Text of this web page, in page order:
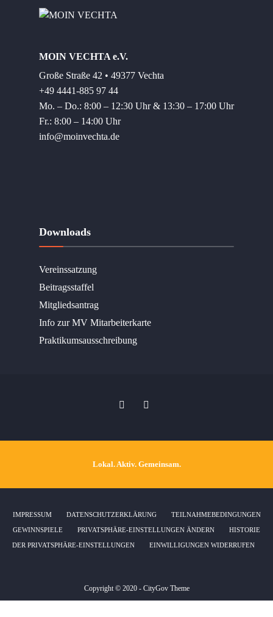
MOIN VECHTA e.V.
Große Straße 42 • 49377 Vechta
+49 4441-885 97 44
Mo. – Do.: 8:00 – 12:30 Uhr & 13:30 – 17:00 Uhr
Fr.: 8:00 – 14:00 Uhr
info@moinvechta.de
Downloads
Vereinssatzung
Beitragsstaffel
Mitgliedsantrag
Info zur MV Mitarbeiterkarte
Praktikumsausschreibung
Lokal. Aktiv. Gemeinsam.
IMPRESSUM DATENSCHUTZERKLÄRUNG TEILNAHMEBEDINGUNGEN
GEWINNSPIELE PRIVATSPHÄRE-EINSTELLUNGEN ÄNDERN HISTORIE
DER PRIVATSPHÄRE-EINSTELLUNGEN EINWILLIGUNGEN WIDERRUFEN
Copyright © 2020 - CityGov Theme